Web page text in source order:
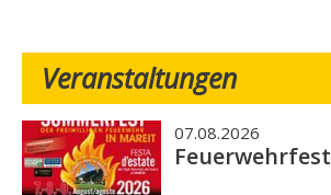
Veranstaltungen
07.08.2026
Feuerwehrfest